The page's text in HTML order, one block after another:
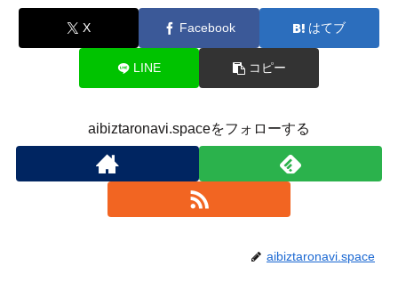
X Facebook はてブ
LINE コピー
aibiztaronavi.spaceをフォローする
aibiztaronavi.space